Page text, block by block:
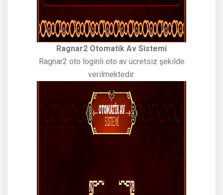
Ragnar2 Otomatik Av Sistemi
Ragnar2 oto loginli oto av ücretsiz şekilde
verilmektedir.